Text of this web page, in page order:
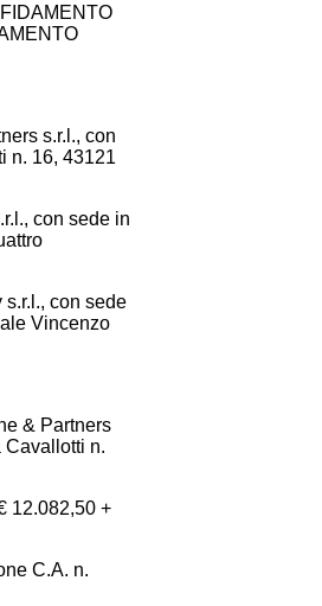
s.r.l., con
n. 16, 43121
con sede in
con sede
Vincenzo
& Partners
Cavallotti n.
12.082,50 +
C.A. n.